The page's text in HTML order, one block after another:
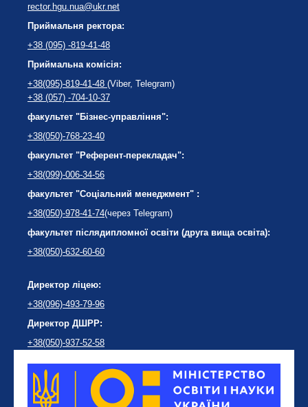
rector.hgu.nua@ukr.net
Приймальня ректора:
+38 (095) -819-41-48
Приймальна комісія:
+38(095)-819-41-48 (Viber, Telegram)
+38 (057) -704-10-37
факультет "Бізнес-управління":
+38(050)-768-23-40
факультет "Референт-перекладач":
+38(099)-006-34-56
факультет "Соціальний менеджмент" :
+38(050)-978-41-74(через Telegram)
факультет післядипломної освіти (друга вища освіта):
+38(050)-632-60-60
Директор ліцею:
+38(096)-493-79-96
Директор ДШРР:
+38(050)-937-52-58